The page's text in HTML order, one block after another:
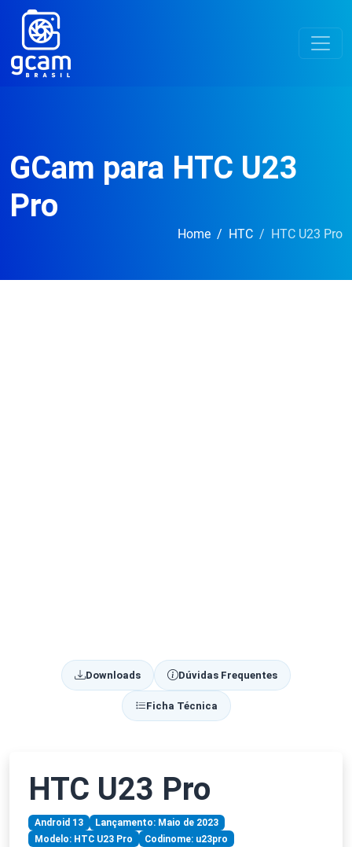
GCam para HTC U23
Pro
Home HTC HTC U23 Pro
Downloads Dúvidas Frequentes
Ficha Técnica
HTC U23 Pro
Android 13
Lançamento: Maio de 2023
Modelo: HTC U23 Pro
Codinome: u23pro